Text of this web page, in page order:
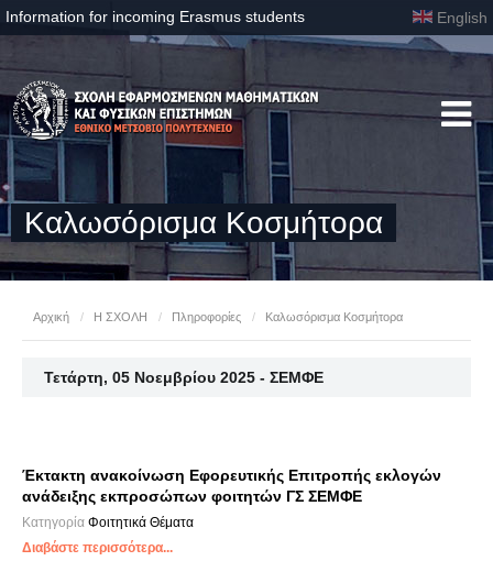
Information for incoming Erasmus students English
Καλωσόρισμα Κοσμήτορα
Αρχική / Η ΣΧΟΛΗ / Πληροφορίες / Καλωσόρισμα Κοσμήτορα
Τετάρτη, 05 Νοεμβρίου 2025 - ΣΕΜΦΕ
Έκτακτη ανακοίνωση Εφορευτικής Επιτροπής εκλογών
ανάδειξης εκπροσώπων φοιτητών ΓΣ ΣΕΜΦΕ
Κατηγορία Φοιτητικά Θέματα
Διαβάστε περισσότερα...